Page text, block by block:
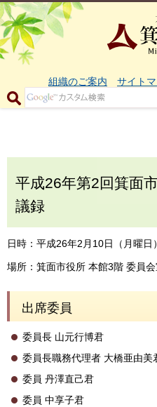
組織のご案内 サイト
平成26年第2回箕面
議録
日時：平成26年2月10日（月曜日
場所：箕面市役所 本館3階 委員会
出席委員
委員長 山元行博君
委員長職務代理者 大橋亜由美
委員 丹澤直己君
委員 中享子君